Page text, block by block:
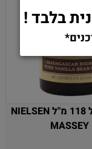
מחית וניל 118 מ"ל NIELSEN
MASSEY
בלבד !